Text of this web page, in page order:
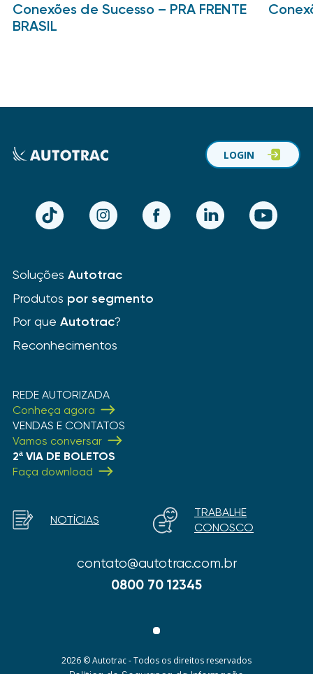
Conexões de Sucesso – PRA FRENTE
BRASIL
TikTok Instagram Facebook LinkedIn YouTube
LOGIN
Soluções Autotrac
Produtos por segmento
Por que Autotrac?
Reconhecimentos
REDE AUTORIZADA
Conheça agora
VENDAS E CONTATOS
Vamos conversar
2ª VIA DE BOLETOS
Faça download
contato@autotrac.com.br
0800 70 12345
NOTÍCIAS
TRABALHE
CONOSCO
2026 © Autotrac - Todos os direitos reservados